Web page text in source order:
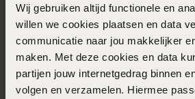
Wij gebruiken altijd functionele en
willen we cookies plaatsen en data
communicatie naar jou makkelijker
maken. Met deze cookies en data
partijen jouw internetgedrag binnen
volgen en verzamelen. Hiermee